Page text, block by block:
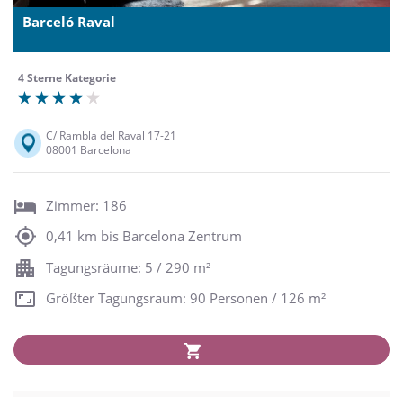
Barceló Raval
4 Sterne Kategorie
C/ Rambla del Raval 17-21
08001 Barcelona
Zimmer: 186
0,41 km bis Barcelona Zentrum
Tagungsräume: 5 / 290 m²
Größter Tagungsraum: 90 Personen / 126 m²